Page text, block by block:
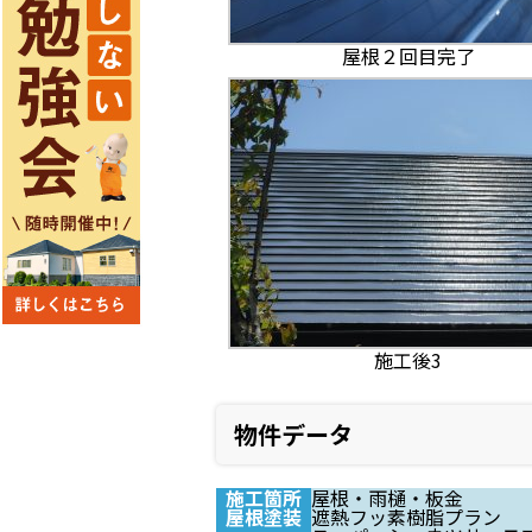
屋根２回目完了
施工後3
物件データ
施工箇所 屋根・雨樋・板金
屋根塗装 遮熱フッ素樹脂プラン